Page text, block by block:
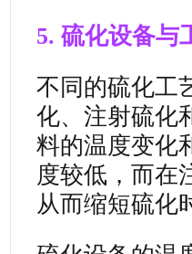
5. 硫化设备与
不同的硫化工
化、注射硫化
料的温度变化
度较低，而在
从而缩短硫化